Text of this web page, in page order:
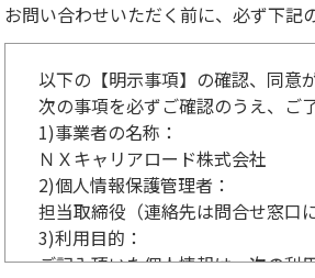
お問い合わせいただく前に、必ず下記
以下の【明示事項】の確認、同意
次の事項を必ずご確認のうえ、ご
1)事業者の名称：
ＮＸキャリアロード株式会社
2)個人情報保護管理者：
担当取締役（連絡先は問合せ窓口に
3)利用目的：
ご記入頂いた個人情報は、次の利